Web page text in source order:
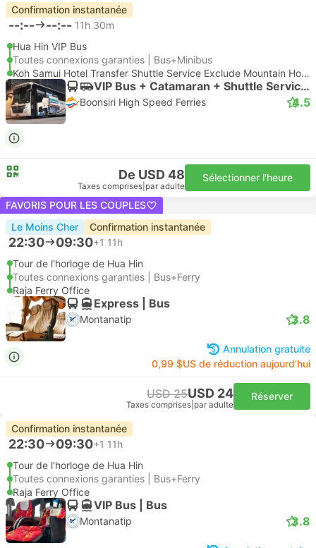
Confirmation instantanée
--:-- --:-- 11h 30m
Hua Hin VIP Bus
Toutes connexions garanties | Bus+Minibus
Koh Samui Hotel Transfer Shuttle Service Exclude Mountain Hotel
VIP Bus + Catamaran + Shuttle Service (Exclude Mountain Hotel) | Bus
Boonsiri High Speed Ferries 4.5
De USD 48
Taxes comprises par adulte
Sélectionner l'heure
FAVORIS POUR LES COUPLES
Le Moins Cher
Confirmation instantanée
22:30 09:30+1 11h
Tour de l'horloge de Hua Hin
Toutes connexions garanties | Bus+Ferry
Raja Ferry Office
Express | Bus
Montanatip 3.8
Annulation gratuite
0,99 $US de réduction aujourd’hui
USD 25USD 24
Taxes comprises par adulte
Réserver
Confirmation instantanée
22:30 09:30+1 11h
Tour de l'horloge de Hua Hin
Toutes connexions garanties | Bus+Ferry
Raja Ferry Office
VIP Bus | Bus
Montanatip 3.8